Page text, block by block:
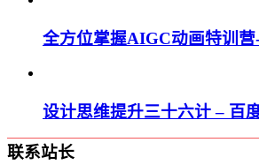
全方位掌握AIGC动画特训
设计思维提升三十六计 – 百
联系站长